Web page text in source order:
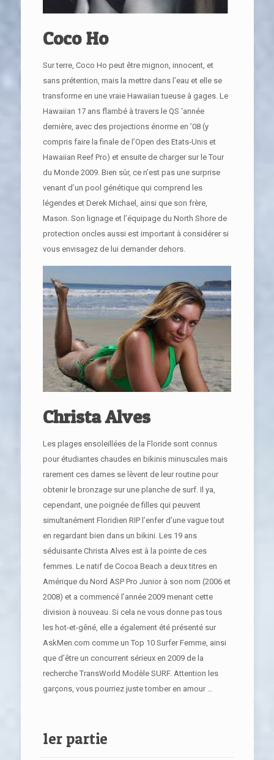
Coco Ho
Sur terre, Coco Ho peut être mignon, innocent, et
sans prétention, mais la mettre dans l’eau et elle se
transforme en une vraie Hawaiian tueuse à gages. Le
Hawaiian 17 ans flambé à travers le QS ‘année
dernière, avec des projections énorme en ’08 (y
compris faire la finale de l’Open des Etats-Unis et
Hawaiian Reef Pro) et ensuite de charger sur le Tour
du Monde 2009. Bien sûr, ce n’est pas une surprise
venant d’un pool génétique qui comprend les
légendes et Derek Michael, ainsi que son frère,
Mason. Son lignage et l’équipage du North Shore de
protection oncles aussi est important à considérer si
vous envisagez de lui demander dehors.
Christa Alves
Les plages ensoleillées de la Floride sont connus
pour étudiantes chaudes en bikinis minuscules mais
rarement ces dames se lèvent de leur routine pour
obtenir le bronzage sur une planche de surf. Il ya,
cependant, une poignée de filles qui peuvent
simultanément Floridien RIP l’enfer d’une vague tout
en regardant bien dans un bikini. Les 19 ans
séduisante Christa Alves est à la pointe de ces
femmes. Le natif de Cocoa Beach a deux titres en
Amérique du Nord ASP Pro Junior à son nom (2006 et
2008) et a commencé l’année 2009 menant cette
division à nouveau. Si cela ne vous donne pas tous
les hot-et-gêné, elle a également été présenté sur
AskMen.com comme un Top 10 Surfer Femme, ainsi
que d’être un concurrent sérieux en 2009 de la
recherche TransWorld Modèle SURF. Attention les
garçons, vous pourriez juste tomber en amour …
1er partie